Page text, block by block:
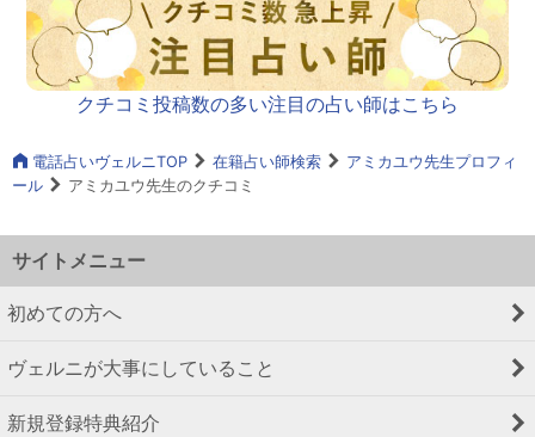
クチコミ投稿数の多い注目の占い師はこちら
電話占いヴェルニTOP 在籍占い師検索
アミカユウ先生プロフィ
ール
アミカユウ先生のクチコミ
サイトメニュー
初めての方へ
ヴェルニが大事にしていること
新規登録特典紹介